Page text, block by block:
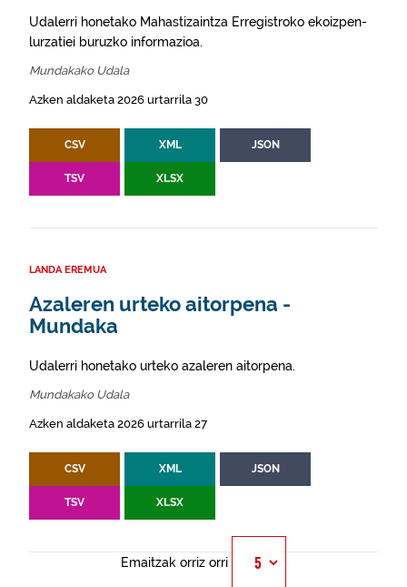
Udalerri honetako Mahastizaintza Erregistroko ekoizpen-
lurzatiei buruzko informazioa.
Mundakako Udala
Azken aldaketa 2026 urtarrila 30
CSV XML JSON
TSV XLSX
LANDA EREMUA
Azaleren urteko aitorpena -
Mundaka
Udalerri honetako urteko azaleren aitorpena.
Mundakako Udala
Azken aldaketa 2026 urtarrila 27
CSV XML JSON
TSV XLSX
Emaitzak orriz orri